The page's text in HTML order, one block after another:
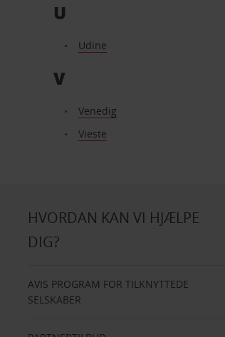
U
Udine
V
Venedig
Vieste
HVORDAN KAN VI HJÆLPE
DIG?
AVIS PROGRAM FOR TILKNYTTEDE
SELSKABER